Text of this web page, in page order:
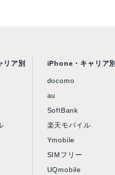
リア別 iPhone・キャリア別
docomo
au
SoftBank
楽天モバイル
Ymobile
SIMフリー
UQmobile